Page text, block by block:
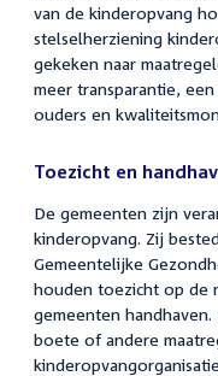
van de kinderopvang
stelselherziening
gekeken naar
meer transparantie,
ouders en
Toezicht en
De gemeenten zijn
kinderopvang. Zij
Gemeentelijke
houden toezicht op de
gemeenten
boete of andere